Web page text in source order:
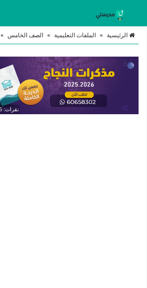
الرئيسية » الملفات التعليمية » الصف الخامس »
نقرات: 52215 / مشاهدات: 15416923